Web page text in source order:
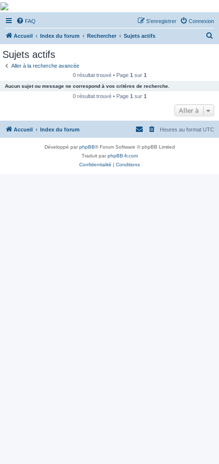
De Musicae Militari -
Forums
Forums de discussions
FAQ Connexion
S’enregistrer
Accueil Index du forum Rechercher Sujets actifs
c
e
Sujets actifs
Aller à la recherche avancée
0 résultat trouvé • Page 1 sur 1
Aucun sujet ou message ne correspond à vos critères de recherche.
0 résultat trouvé • Page 1 sur 1
Aller à
Accueil Index du forum Heures au format UTC
Développé parphpBB® Forum Software © phpBB Limited
Traduit parphpBB-fr.com
Confidentialité | Conditions